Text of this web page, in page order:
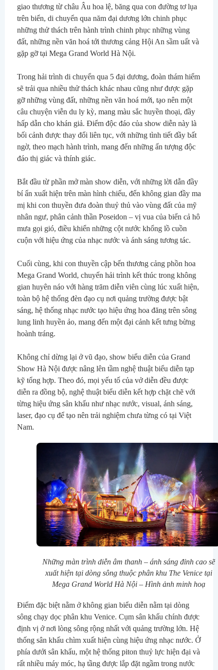
giao thương từ châu Âu hoa lệ, băng qua con đường tơ lụa
trên biển, di chuyển qua năm đại dương lớn chinh phục
những thử thách trên hành trình chinh phục những vùng
đất, những nền văn hoá tới thương cảng Hội An sầm uất và
gặp gỡ tại Mega Grand World Hà Nội.
Trong hải trình di chuyển qua 5 đại dương, đoàn thám hiểm
sẽ trải qua nhiều thử thách khác nhau cũng như được gặp
gỡ những vùng đất, những nền văn hoá mới, tạo nên một
câu chuyện viễn du ly kỳ, mang màu sắc huyền thoại, đầy
hấp dẫn cho khán giả. Điểm độc đáo của show diễn này là
bối cảnh được thay đổi liên tục, với những tình tiết đầy bất
ngờ, theo mạch hành trình, mang đến những ấn tượng độc
đáo thị giác và thính giác.
Bắt đầu từ phần mở màn show diễn, với những lời dẫn đầy
bí ẩn xuất hiện trên màn hình chiếu, đến không gian đầy ma
mị khi con thuyền đưa đoàn thuỷ thủ vào vùng đất của mỹ
nhân ngư, phân cảnh thần Poseidon – vị vua của biển cả hô
mưa gọi gió, điều khiển những cột nước khổng lồ cuồn
cuộn với hiệu ứng của nhạc nước và ánh sáng tương tác.
Cuối cùng, khi con thuyền cập bến thương cảng phồn hoa
Mega Grand World, chuyến hải trình kết thúc trong không
gian huyên náo với hàng trăm diễn viên cùng lúc xuất hiện,
toàn bộ hệ thống đèn đạo cụ nơi quảng trường được bật
sáng, hệ thống nhạc nước tạo hiệu ứng hoa đăng trên sông
lung linh huyền ảo, mang đến một đại cảnh kết tưng bừng
hoành tráng.
Không chỉ dừng lại ở vũ đạo, show biểu diễn của Grand
Show Hà Nội được nâng lên tầm nghệ thuật biểu diễn tạp
kỹ tổng hợp. Theo đó, mọi yếu tố của vở diễn đều được
diễn ra đồng bộ, nghệ thuật biểu diễn kết hợp chặt chẽ với
từng hiệu ứng sân khấu như nhạc nước, visual, ánh sáng,
laser, đạo cụ để tạo nên trải nghiệm chưa từng có tại Việt
Những màn trình diễn âm thanh – ánh sáng đỉnh cao sẽ
xuất hiện tại dòng sông thuộc phân khu The Venice tại
Mega Grand World Hà Nội – Hình ảnh minh hoạ
Điểm đặc biệt nằm ở không gian biểu diễn nằm tại dòng
sông chạy dọc phân khu Venice. Cụm sân khấu chính được
định vị ở nơi lòng sông rộng nhất với quảng trường lớn. Hệ
thống sân khấu chìm xuất hiện cùng hiệu ứng nhạc nước. Ở
phía dưới sân khấu, một hệ thống piton thuỷ lực hiện đại và
rất nhiều máy móc, hạ tầng được lắp đặt ngầm trong nước